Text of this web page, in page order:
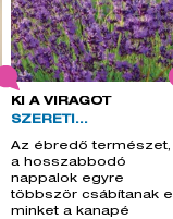
KI A VIRÁGOT
SZERETI...
Az ébredő természet,
a hosszabbodó
nappalok egyre
többször csábítanak el
minket a kanapé